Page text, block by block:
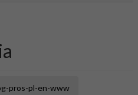
pros-pl-en-www